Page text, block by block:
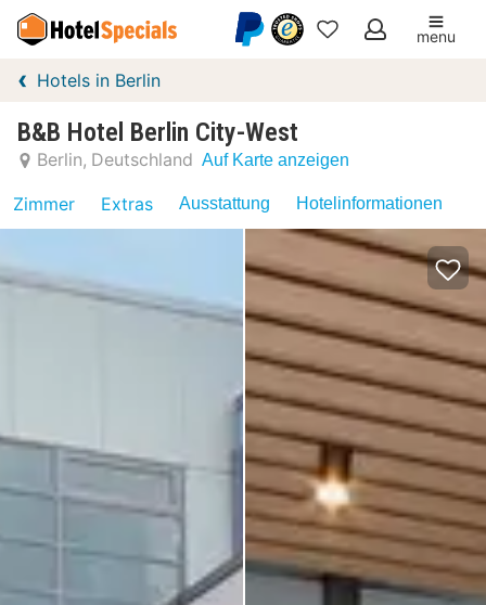
Meine
menu
Hotels in Berlin
B&B Hotel Berlin City-West
Berlin Deutschland Auf Karte anzeigen
Zimmer Extras Ausstattung Hotelinformationen